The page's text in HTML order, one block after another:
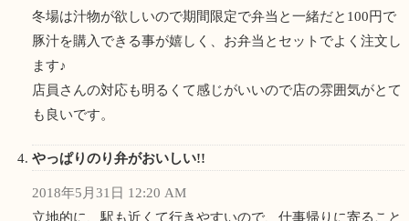
冬場は汁物が欲しいので期間限定で弁当と一緒だと100円で
豚汁を購入できる事が嬉しく、お弁当とセットでよく注文し
ます♪
店員さんの対応も明るくて感じがいいので店の雰囲気がとて
も良いです。
やっぱりのり弁がおいしい!!
2018年5月31日 12:20 AM
立地的に、駅も近くて行きやすいので、仕事帰りに寄ること